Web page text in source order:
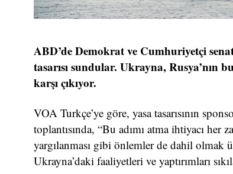
ABD’de Demokrat ve Cumhuriyetçi
tasarısı sundular. Ukrayna, Rusya’nın
karşı çıkıyor.
VOA Turkçe’ye göre, yasa tasarısının
toplantısında, “Bu adımı atma ihtiyacı
yargılanması gibi önlemler de dahil
Ukrayna’daki faaliyetleri ve yaptırımları